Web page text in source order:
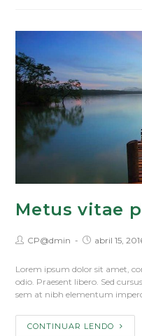
Metus vitae
CP@dmin abril 15,
Lorem ipsum dolor sit amet,
odio. Praesent libero. Sed
sem at nibh elementum
CONTINUAR LENDO